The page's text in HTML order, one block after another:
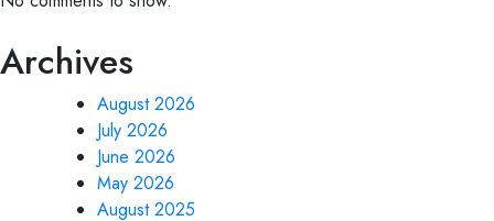
Archives
August 2026
July 2026
June 2026
May 2026
August 2025